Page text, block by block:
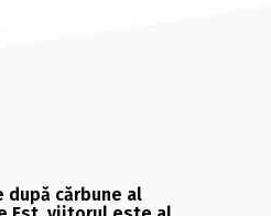
după cărbune al